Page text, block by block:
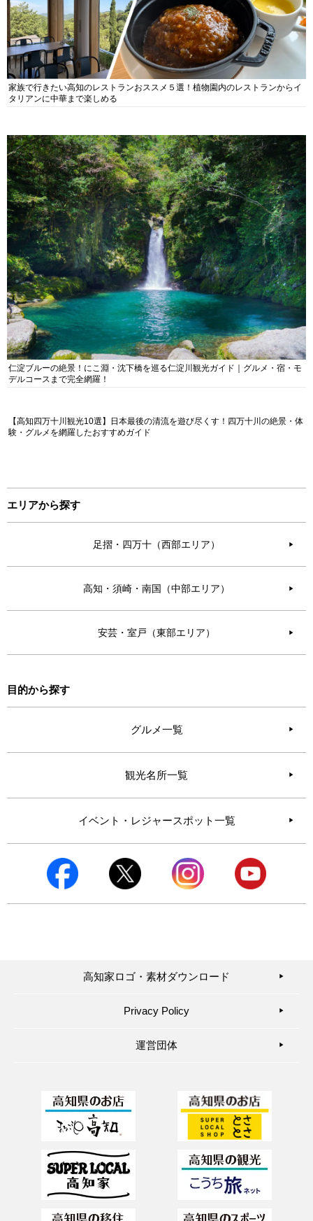
家族で行きたい高知のレストランおススメ５選！植物園内のレストランからイ
タリアンに中華まで楽しめる
仁淀ブルーの絶景！にこ淵・沈下橋を巡る仁淀川観光ガイド｜グルメ・宿・モ
デルコースまで完全網羅！
【高知四万十川観光10選】日本最後の清流を遊び尽くす！四万十川の絶景・体
験・グルメを網羅したおすすめガイド
エリアから探す
足摺・四万十（西部エリア） ▶︎
高知・須崎・南国（中部エリア） ▶︎
安芸・室戸（東部エリア） ▶︎
目的から探す
グルメ一覧
観光名所一覧
イベント・レジャースポット一覧
高知家ロゴ・素材ダウンロード ▶︎
Privacy Policy ▶︎
運営団体 ▶︎